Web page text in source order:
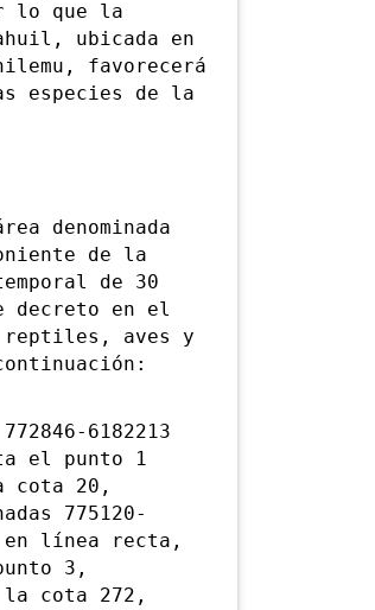
lo que la
ubicada en
favorecerá
especies de la
denominada
de la
de 30
decreto en el
aves y
6182213
el punto 1
cota 20,
775120-
en línea recta,
3,
la cota 272,